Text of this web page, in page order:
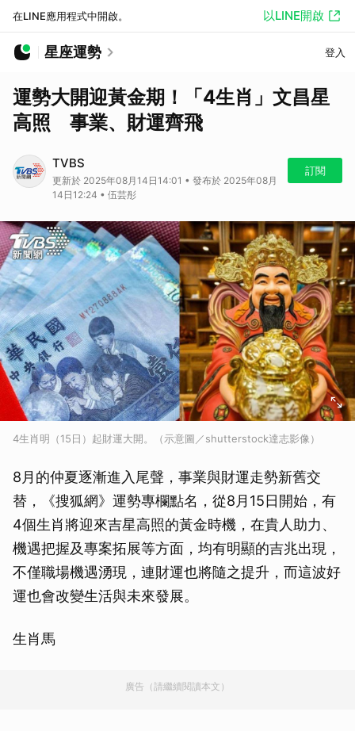
在LINE應用程式中開啟。 以LINE開啟
星座運勢 登入
運勢大開迎黃金期！「4生肖」文昌星
高照 事業、財運齊飛
TVBS
更新於 2025年08月14日14:01 • 發布於 2025年08月
14日12:24 • 伍芸彤
訂閱
4生肖明（15日）起財運大開。（示意圖／shutterstock達志影像）
8月的仲夏逐漸進入尾聲，事業與財運走勢新舊交
替，《搜狐網》運勢專欄點名，從8月15日開始，有
4個生肖將迎來吉星高照的黃金時機，在貴人助力、
機遇把握及專案拓展等方面，均有明顯的吉兆出現，
不僅職場機遇湧現，連財運也將隨之提升，而這波好
運也會改變生活與未來發展。
生肖馬
廣告（請繼續閱讀本文）